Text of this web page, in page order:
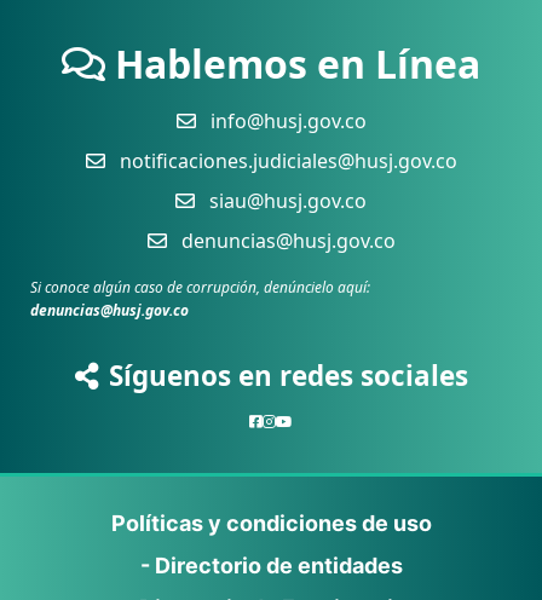
Hablemos en Línea
info@husj.gov.co
notificaciones.judiciales@husj.gov.co
siau@husj.gov.co
denuncias@husj.gov.co
Si conoce algún caso de corrupción, denúncielo aquí:
denuncias@husj.gov.co
Síguenos en redes sociales
Políticas y condiciones de uso
- Directorio de entidades